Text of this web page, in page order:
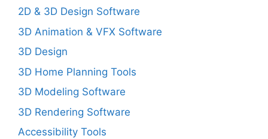
2D & 3D Design Software
3D Animation & VFX Software
3D Design
3D Home Planning Tools
3D Modeling Software
3D Rendering Software
Accessibility Tools